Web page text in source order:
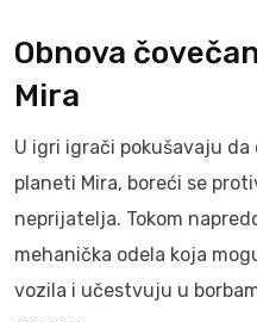
Obnova
Mira
U igri igrači pokušavaju
planeti Mira, boreći se
neprijatelja. Tokom
mehanička odela koja
vozila i učestvuju u